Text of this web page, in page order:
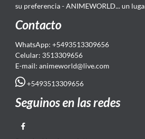
su preferencia - ANIMEWORLD... un
Contacto
WhatsApp: +5493513309656
Celular: 3513309656
E-mail: animeworld@live.com
+5493513309656
Seguinos en las redes